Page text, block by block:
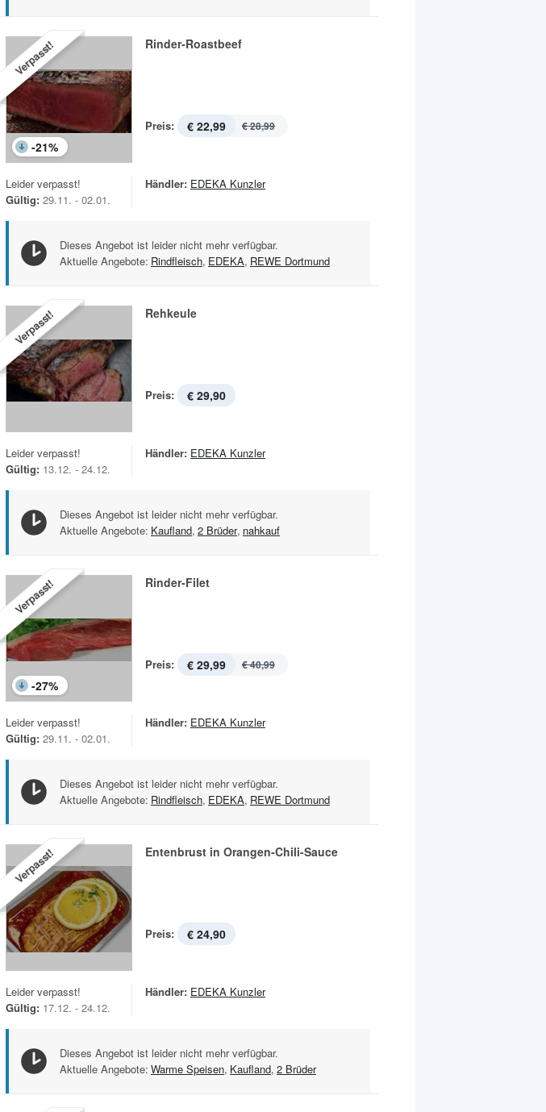
Verpasst!
-21%
Rinder-Roastbeef
Preis: € 22,99 € 28,99
Leider verpasst!
Gültig: 29.11. - 02.01.
Händler: EDEKA Kunzler
Dieses Angebot ist leider nicht mehr verfügbar.
Aktuelle Angebote: Rindfleisch, EDEKA, REWE Dortmund
Verpasst! Rehkeule
Preis: € 29,90
Leider verpasst!
Gültig: 13.12. - 24.12.
Händler: EDEKA Kunzler
Dieses Angebot ist leider nicht mehr verfügbar.
Aktuelle Angebote: Kaufland, 2 Brüder, nahkauf
Verpasst!
-27%
Rinder-Filet
Preis: € 29,99 € 40,99
Leider verpasst!
Gültig: 29.11. - 02.01.
Händler: EDEKA Kunzler
Dieses Angebot ist leider nicht mehr verfügbar.
Aktuelle Angebote: Rindfleisch, EDEKA, REWE Dortmund
Verpasst! Entenbrust in Orangen-Chili-Sauce
Preis: € 24,90
Leider verpasst!
Gültig: 17.12. - 24.12.
Händler: EDEKA Kunzler
Dieses Angebot ist leider nicht mehr verfügbar.
Aktuelle Angebote: Warme Speisen, Kaufland, 2 Brüder